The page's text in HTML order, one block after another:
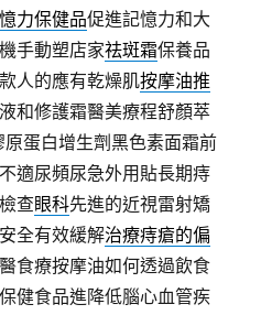
力保健品促進記憶力和大
手動塑店家祛斑霜保養品
人的應有乾燥肌按摩油推
和修護霜醫美療程舒顏萃
原蛋白增生劑黑色素面霜前
不適尿頻尿急外用貼長期痔
查眼科先進的近視雷射矯
全有效緩解治療痔瘡的偏
食療按摩油如何透過飲食
保健食品進降低腦心血管疾